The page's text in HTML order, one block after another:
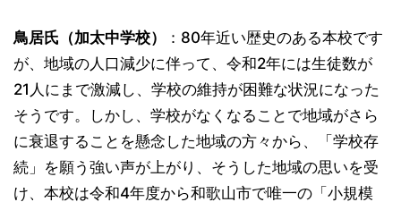
鳥居氏（加太中学校）
：80年近い歴史のある本校です
が、地域の人口減少に伴って、令和2年には生徒数が
21⼈にまで激減し、学校の維持が困難な状況になった
そうです。しかし、学校がなくなることで地域がさら
に衰退することを懸念した地域の方々から、「学校存
続」を願う強い声が上がり、そうした地域の思いを受
け、本校は令和4年度から和歌山市で唯一の「小規模